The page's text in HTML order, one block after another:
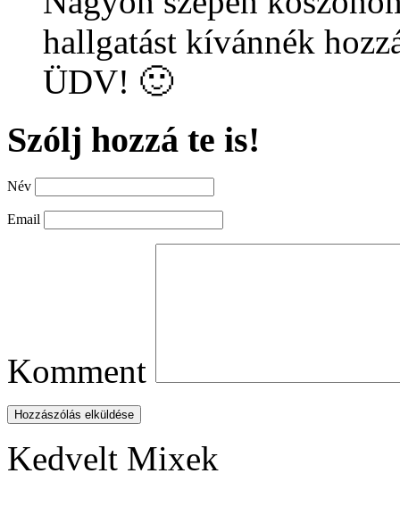
hallgatást kívánnék
ÜDV! 🙂
Szólj hozzá te is!
Név
Email
Komment
Hozzászólás elküldése
Kedvelt Mixek